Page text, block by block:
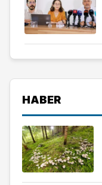
HABER